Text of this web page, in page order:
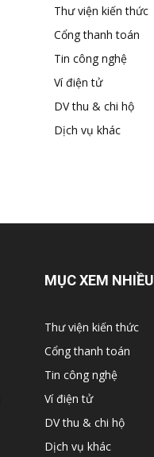
Thư viện kiến thức
Cổng thanh toán
Tin công nghệ
Ví điện tử
DV thu & chi hộ
Dịch vụ khác
MỤC XEM NHIỀU
Thư viện kiến thức
Cổng thanh toán
Tin công nghệ
Ví điện tử
DV thu & chi hộ
Dịch vụ khác